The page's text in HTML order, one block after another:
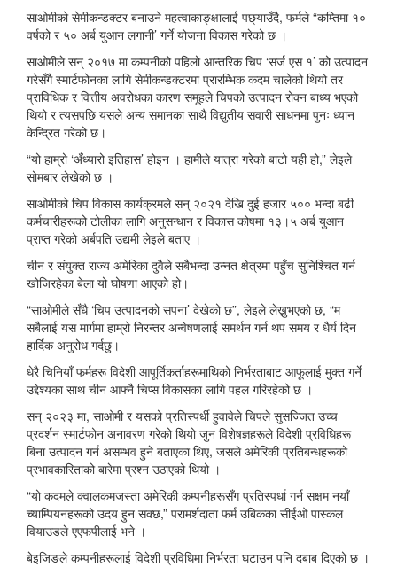
साओमीको सेमीकन्डक्टर बनाउने महत्वाकाङ्क्षालाई पछ्याउँदै, फर्मले “कम्तिमा १०
वर्षको र ५० अर्ब युआन लगानी’ गर्ने योजना विकास गरेको छ ।
साओमीले सन् २०१७ मा कम्पनीको पहिलो आन्तरिक चिप ‘सर्ज एस १’ को उत्पादन
गरेसँगै स्मार्टफोनका लागि सेमीकन्डक्टरमा प्रारम्भिक कदम चालेको थियो तर
प्राविधिक र वित्तीय अवरोधका कारण समूहले चिपको उत्पादन रोक्न बाध्य भएको
थियो र त्यसपछि यसले अन्य समानका साथै विद्युतीय सवारी साधनमा पुनः ध्यान
केन्द्रित गरेको छ।
“यो हाम्रो ‘अँध्यारो इतिहास’ होइन । हामीले यात्रा गरेको बाटो यही हो,” लेइले
सोमबार लेखेको छ ।
साओमीको चिप विकास कार्यक्रमले सन् २०२१ देखि दुई हजार ५०० भन्दा बढी
कर्मचारीहरूको टोलीका लागि अनुसन्धान र विकास कोषमा १३।५ अर्ब युआन
प्राप्त गरेको अर्बपति उद्यमी लेइले बताए ।
चीन र संयुक्त राज्य अमेरिका दुवैले सबैभन्दा उन्नत क्षेत्रमा पहुँच सुनिश्चित गर्न
खोजिरहेका बेला यो घोषणा आएको हो।
“साओमीले सँधै ‘चिप उत्पादनको सपना’ देखेको छ”, लेइले लेख्नुभएको छ, “म
सबैलाई यस मार्गमा हाम्रो निरन्तर अन्वेषणलाई समर्थन गर्न थप समय र धैर्य दिन
हार्दिक अनुरोध गर्दछु।
धेरै चिनियाँ फर्महरू विदेशी आपूर्तिकर्ताहरूमाथिको निर्भरताबाट आफूलाई मुक्त गर्ने
उद्देश्यका साथ चीन आफ्नै चिप्स विकासका लागि पहल गरिरहेको छ ।
सन् २०२३ मा, साओमी र यसको प्रतिस्पर्धी हुवावेले चिपले सुसज्जित उच्च
प्रदर्शन स्मार्टफोन अनावरण गरेको थियो जुन विशेषज्ञहरूले विदेशी प्रविधिहरू
बिना उत्पादन गर्न असम्भव हुने बताएका थिए, जसले अमेरिकी प्रतिबन्धहरूको
प्रभावकारिताको बारेमा प्रश्न उठाएको थियो ।
“यो कदमले क्वालकमजस्ता अमेरिकी कम्पनीहरूसँग प्रतिस्पर्धा गर्न सक्षम नयाँ
च्याम्पियनहरूको उदय हुन सक्छ,” परामर्शदाता फर्म उबिकका सीईओ पास्कल
वियाउडले एएफपीलाई भने ।
बेइजिङले कम्पनीहरूलाई विदेशी प्रविधिमा निर्भरता घटाउन पनि दबाब दिएको छ ।